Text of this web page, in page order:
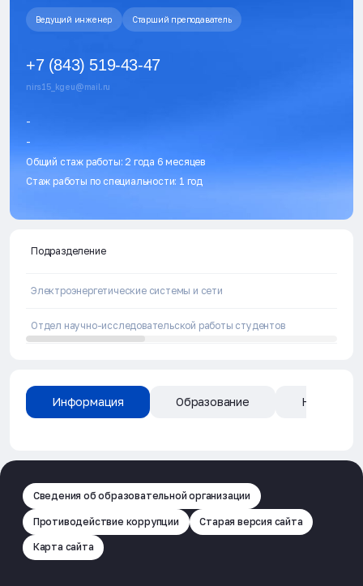
Ведущий инженер Старший преподаватель
+7 (843) 519-43-47
nirs15_kgeu@mail.ru
-
-
Общий стаж работы: 2 года 6 месяцев
Стаж работы по специальности: 1 год
Подразделение
Электроэнергетические системы и сети
Отдел научно-исследовательской работы студентов
Информация Образование
Сведения об образовательной организации
Противодействие коррупции Старая версия сайта
Карта сайта